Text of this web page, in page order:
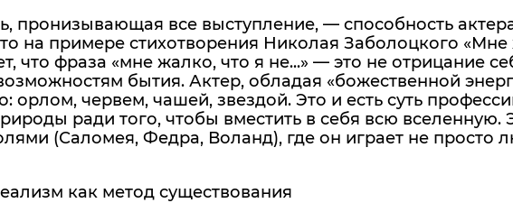
пронизывающая все выступление, — способность
на примере стихотворения Николая Заболоцкого «Мне
что фраза «мне жалко, что я не...» — это не отрицание
бытия. Актер, обладая «божественной
орлом, червем, чашей, звездой. Это и есть суть
ради того, чтобы вместить в себя всю вселенную.
(Саломея, Федра, Воланд), где он играет не просто
как метод существования